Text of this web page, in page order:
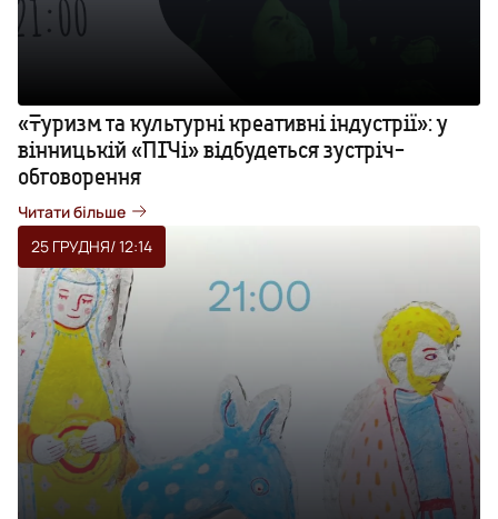
«Туризм та культурні креативні індустрії»: у
вінницькій «ПІЧі» відбудеться зустріч-
обговорення
Читати більше
25 ГРУДНЯ/ 12:14